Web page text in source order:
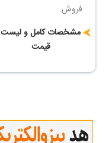
فروش
حمل و نصب رایگان
مشخصات کامل و لیست
قیمت